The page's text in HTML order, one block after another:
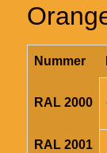
Nummer
RAL 2000
RAL 2001